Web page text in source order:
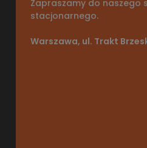
Zapraszamy do naszego
stacjonarnego.
Warszawa, ul. Trakt